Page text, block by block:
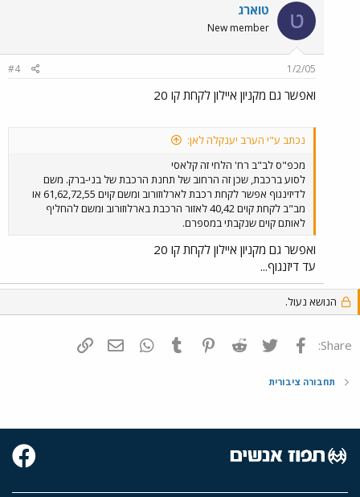
ט טוארג
New member
1/2/05
#4
ואפשר גם מקניון איילון לקחת קו 20
נכתב ע"י הערב יענקלה לאן:
מכפ"ס לב"ב רח' הלחי זה קלאסי
לסוע ברכבת, שכן זה הרחוב של תחנת הרכבת של בני-ברק. משם
לדיזינגוף אפשר לקחת רכבת לארלוזורוב ומשם קוים 61,62,72,55 או
מב"ב לקחת קוים 40,42 לאזור הרכבת בארלוזורוב ומשם להחליף
לאותם קוים שנקבתי במספרם.
ואפשר גם מקניון איילון לקחת קו 20
עד דיזנגוף...
הנושא נעול.
Share: פייסבוק Twitter
Reddit
Pinterest
Tumblr
WhatsAppדואר אלקטרוני
תחבורה ציבורית